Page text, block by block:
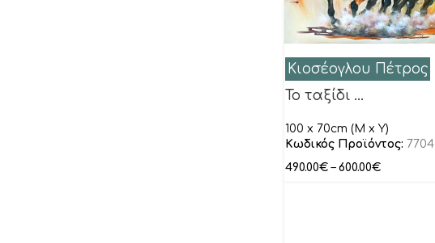
Κιοσέογλου Πέτρος
Το ταξίδι …
100 x 70cm (M x Y)
Κωδικός Προϊόντος: 7704
490.00€ – 600.00€